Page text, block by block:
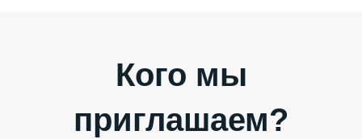
Кого мы
приглашаем?